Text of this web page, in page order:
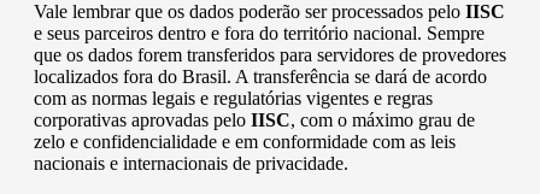
Vale lembrar que os dados poderão ser processados pelo IISC
e seus parceiros dentro e fora do território nacional. Sempre
que os dados forem transferidos para servidores de provedores
localizados fora do Brasil. A transferência se dará de acordo
com as normas legais e regulatórias vigentes e regras
corporativas aprovadas pelo IISC, com o máximo grau de
zelo e confidencialidade e em conformidade com as leis
nacionais e internacionais de privacidade.